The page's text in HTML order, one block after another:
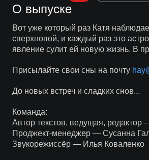
О выпуске
Вот уже который раз Катя
сверхновой, и каждый раз это
явление сулит ей новую жизнь. В
Присылайте свои сны на почту
До новых встреч и сладких снов...
Команда:
Автор текстов, ведущая, редактор
Проджект-менеджер — Сусанна
Звукорежиссёр — Илья Коваленко